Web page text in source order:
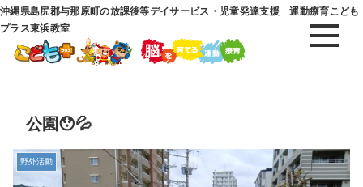
沖縄県島尻郡与那原町の放課後等デイサービス・児童発達支援 運動療育こども
プラス東浜教室
公園😯💦
野外活動